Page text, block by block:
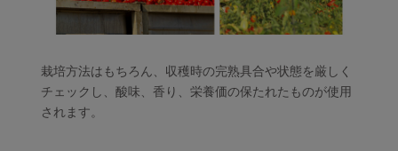
栽培方法はもちろん、収穫時の完熟具合や状態を厳しく
チェックし、酸味、香り、栄養価の保たれたものが使用
されます。